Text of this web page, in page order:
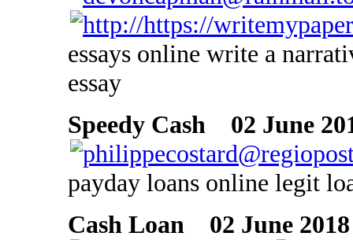
essays online write a
essay
Speedy Cash
02 June
payday loans online legit
Cash Loan
02 June